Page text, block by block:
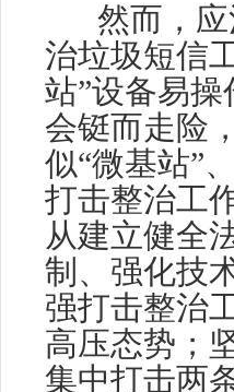
然而，
治垃圾短信
站”设备易
会铤而走险
似“微基站”
打击整治工
从建立健全
制、强化技
强打击整治
高压态势；
集中打击两